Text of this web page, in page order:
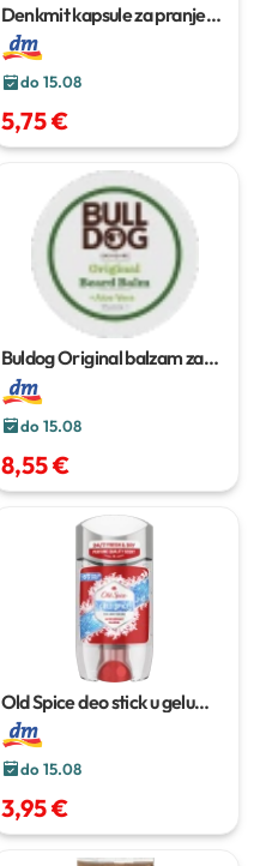
Denkmit kapsule za pranje
bijelog rublja 3u1
pranja/22 kom
do 15.08
5,75 €
Buldog Original balzam za
bradu
do 15.08
8,55 €
Old Spice deo stick u gelu
Cold Spice
do 15.08
3,95 €